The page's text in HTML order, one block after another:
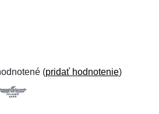
(pridať hodnotenie)